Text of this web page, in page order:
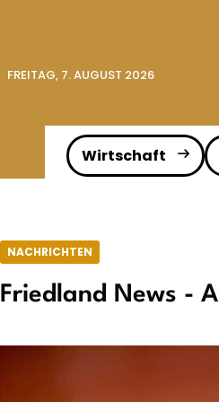
FREITAG, 7. AUGUST 2026
Wirtschaft
NACHRICHTEN
Friedland News -